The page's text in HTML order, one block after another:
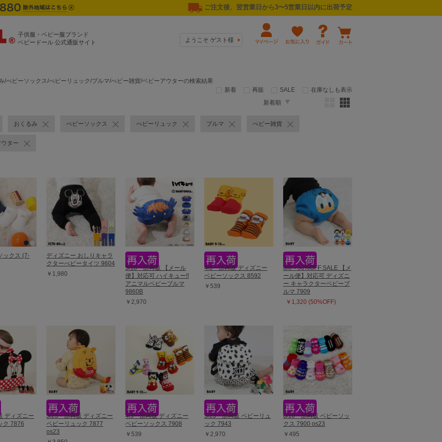
ご注文後、翌営業日から3〜5営業日以内に出荷予定
子供服・ベビー服ブランド
ベビードール 公式通販サイト
ようこそ ゲスト様
/べビーソックス/べビーリュック/ブルマ/べビー雑貨/ベビーアウターの検索結果
新着
再販 SALE
在庫なしも表示
新着順
おくるみ べビーソックス べビーリュック ブルマ べビー雑貨
ター
ックス (7-
ディズニー おしりキャラ
クターべビータイツ 9604
￥1,980
5/18一部再販 【メール
便】対応可 ハイキュー!!
アニマルベビーブルマ
9860B
￥2,970
4/8一部再販 ディズニー
ベビーソックス 8592
￥539
8/6～50%OFF SALE 【メ
ール便】対応可 ディズニ
ー キャラクターベビーブ
ルマ 7909
￥1,320 (50%OFF)
ディズニー
ク 7876
3/23一部再販 ディズニー
ベビーリュック 7877
os23
4/3一部再販 ディズニー
ベビーソックス 7908
￥539
3/23一部再販 ベビーリュ
ック 7943
￥2,970
6/10一部再販 ベビーソッ
クス 7900 os23
￥495